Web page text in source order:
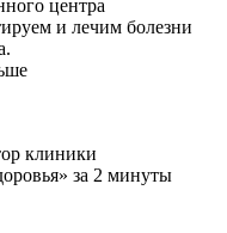
центра
и лечим болезни
клиники
за 2 минуты